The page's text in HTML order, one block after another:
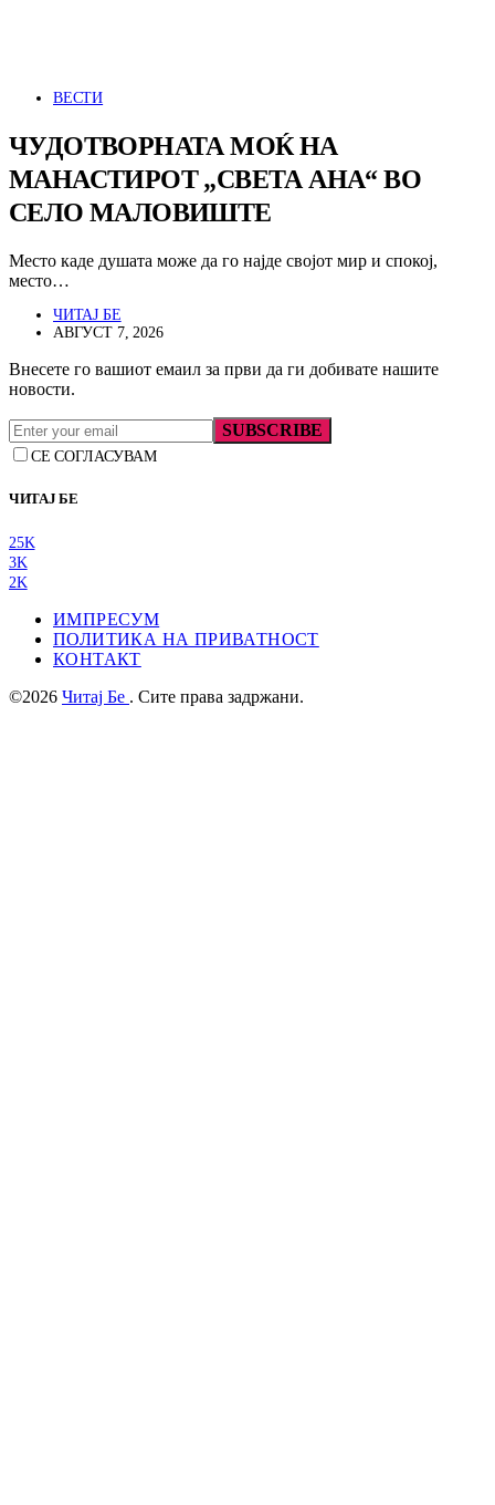
ВЕСТИ
ЧУДОТВОРНАТА МОЌ НА
МАНАСТИРОТ „СВЕТА АНА“ ВО
СЕЛО МАЛОВИШТЕ
Место каде душата може да го најде својот мир и спокој,
место…
ЧИТАЈ БЕ
АВГУСТ 7, 2026
Внесете го вашиот емаил за први да ги добивате нашите
новости.
SUBSCRIBE
СЕ СОГЛАСУВАМ
ЧИТАЈ БЕ
25K
3K
2K
ИМПРЕСУМ
ПОЛИТИКА НА ПРИВАТНОСТ
КОНТАКТ
©2026 Читај Бе . Сите права задржани.